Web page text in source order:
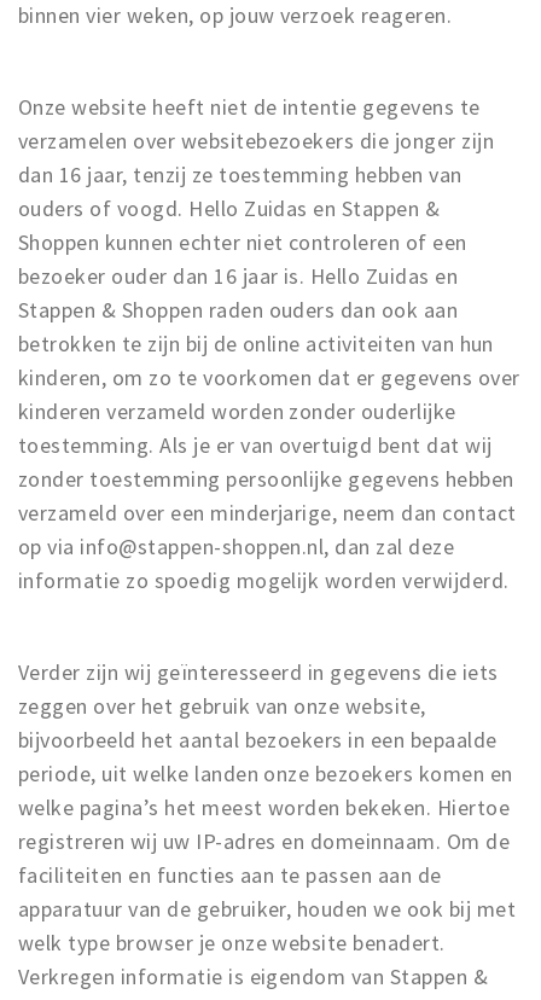
binnen vier weken, op jouw verzoek reageren.
Onze website heeft niet de intentie gegevens te
verzamelen over websitebezoekers die jonger zijn
dan 16 jaar, tenzij ze toestemming hebben van
ouders of voogd. Hello Zuidas en Stappen &
Shoppen kunnen echter niet controleren of een
bezoeker ouder dan 16 jaar is. Hello Zuidas en
Stappen & Shoppen raden ouders dan ook aan
betrokken te zijn bij de online activiteiten van hun
kinderen, om zo te voorkomen dat er gegevens over
kinderen verzameld worden zonder ouderlijke
toestemming. Als je er van overtuigd bent dat wij
zonder toestemming persoonlijke gegevens hebben
verzameld over een minderjarige, neem dan contact
op via info@stappen-shoppen.nl, dan zal deze
informatie zo spoedig mogelijk worden verwijderd.
Verder zijn wij geïnteresseerd in gegevens die iets
zeggen over het gebruik van onze website,
bijvoorbeeld het aantal bezoekers in een bepaalde
periode, uit welke landen onze bezoekers komen en
welke pagina’s het meest worden bekeken. Hiertoe
registreren wij uw IP-adres en domeinnaam. Om de
faciliteiten en functies aan te passen aan de
apparatuur van de gebruiker, houden we ook bij met
welk type browser je onze website benadert.
Verkregen informatie is eigendom van Stappen &